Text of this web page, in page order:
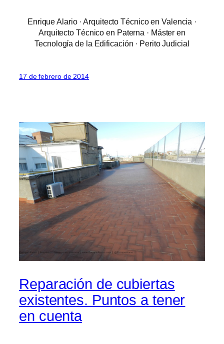
Enrique Alario · Arquitecto Técnico en Valencia ·
Arquitecto Técnico en Paterna · Máster en
Tecnología de la Edificación · Perito Judicial
17 de febrero de 2014
Reparación de cubiertas
existentes. Puntos a tener
en cuenta